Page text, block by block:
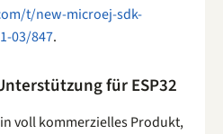
t/new-microej-sdk-
03/847.
für ESP32
voll kommerzielles Produkt,